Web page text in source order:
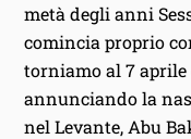
metà degli anni
comincia proprio
torniamo al 7 aprile
annunciando la
nel Levante, Abu